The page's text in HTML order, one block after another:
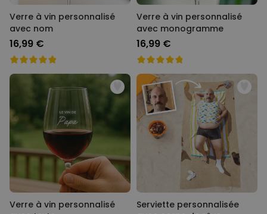
Verre à vin personnalisé
avec nom
16,99 €
Verre à vin personnalisé
avec monogramme
16,99 €
Verre à vin personnalisé
Serviette personnalisée